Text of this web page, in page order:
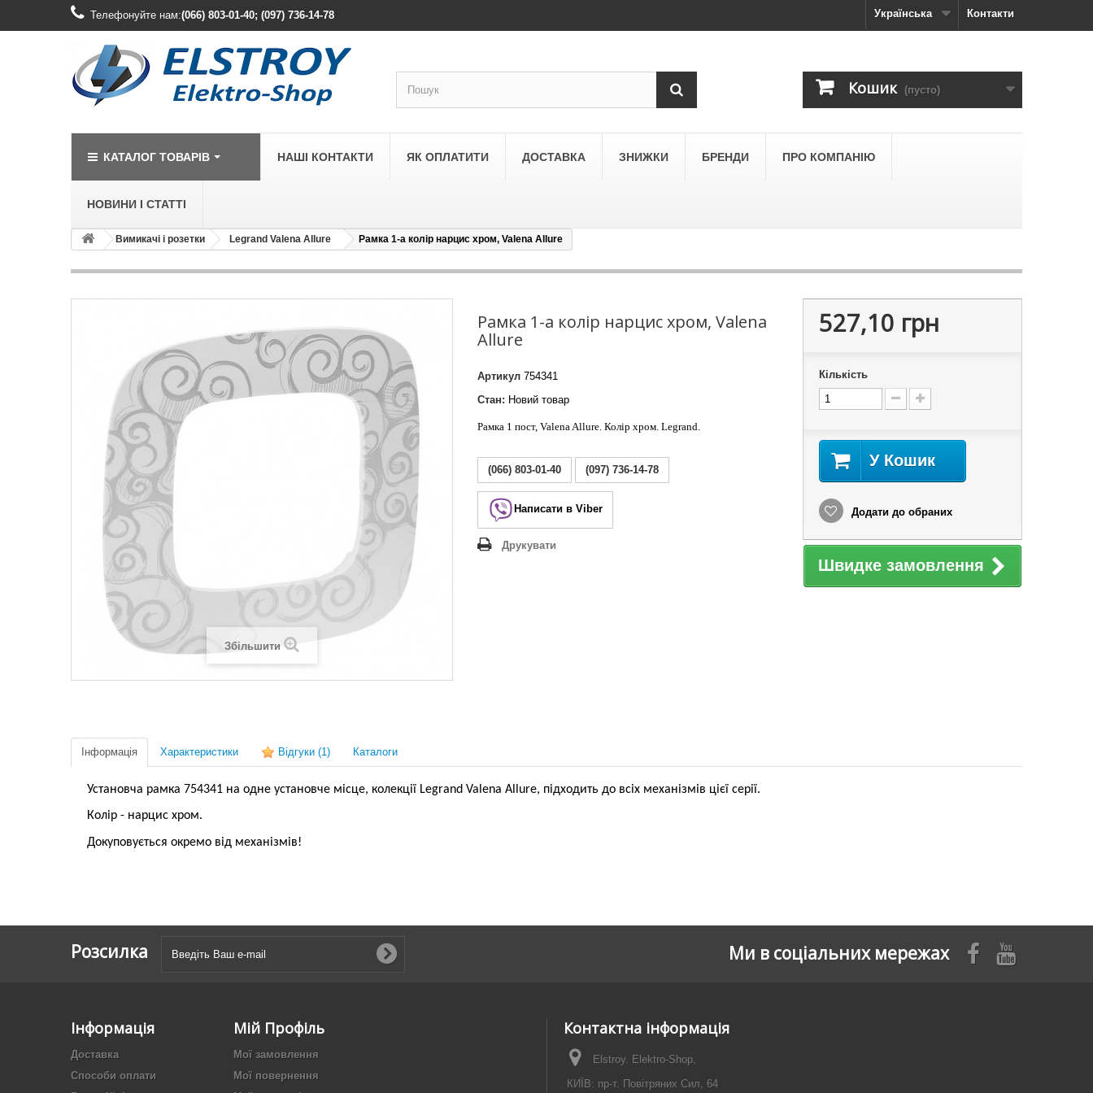
Контакти
Телефонуйте нам:(066) 803-01-40; (097) 736-14-78 Українська
Кошик (пусто)
КАТАЛОГ ТОВАРІВ
LEGRAND
Legrand Etika
Legrand Forix
Legrand SUNO
Legrand Valena Allure
Legrand Valena Classic
Legrand Valena Life
LEGRAND
LEZARD
Lezard Deriy
НАШІ КОНТАКТИ ЯК ОПЛАТИТИ ДОСТАВКА ЗНИЖКИ БРЕНДИ ПРО КОМПАНІЮ
НОВИНИ І СТАТТІ
Вимикачі і розетки Legrand Valena Allure Рамка 1-а колір нарцис хром, Valena Allure
Збільшити
Рамка 1-а колір нарцис хром, Valena
Allure
Артикул 754341
Стан: Новий товар
Рамка 1 пост, Valena Allure. Колір хром. Legrand.
(066) 803-01-40 (097) 736-14-78
Написати в Viber
Друкувати
527,10 грн
Кількість
У Кошик
Додати до обраних
Швидке замовлення
Інформація Характеристики Відгуки (1) Каталоги
Установча рамка 754341 на одне установче місце, колекції Legrand Valena Allure, підходить до всіх механізмів цієї серії.
Колір - нарцис хром.
Докуповується окремо від механізмів!
Розсилка Ми в соціальних мережах
Інформація
Доставка
Способи оплати
Мій Профіль
Мої замовлення
Мої повернення
Контактна інформація
Elstroy. Elektro-Shop,
КИЇВ: пр-т. Повітряних Сил, 64